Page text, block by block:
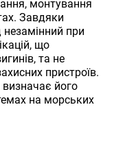
монтування
Завдяки
незамінний при
що
та не
пристроїв.
його
на морських